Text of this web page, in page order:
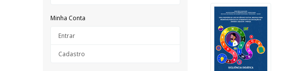
Minha Conta
Entrar
Cadastro